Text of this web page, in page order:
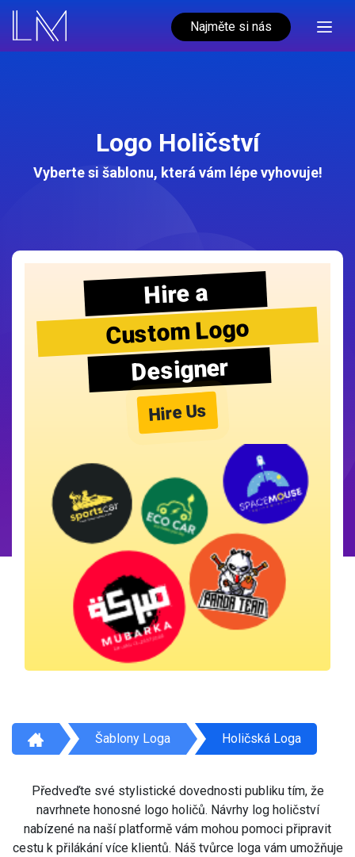
Najměte si nás
Logo Holičství
Vyberte si šablonu, která vám lépe vyhovuje!
Hire a
Custom Logo
Designer
Hire Us
Šablony Loga Holičská Loga
Předveďte své stylistické dovednosti publiku tím, že
navrhnete honosné logo holičů. Návrhy log holičství
nabízené na naší platformě vám mohou pomoci připravit
cestu k přilákání více klientů. Náš tvůrce loga vám umožňuje